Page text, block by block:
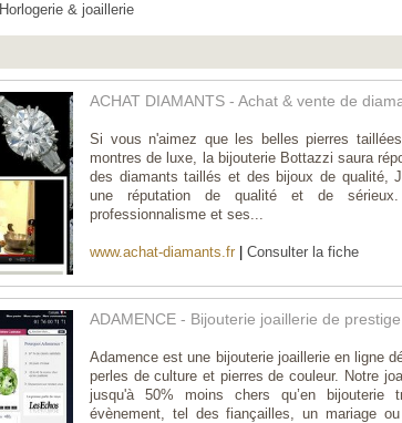
Horlogerie & joaillerie
ACHAT DIAMANTS - Achat & vente de
Si vous n'aimez que les belles pierres
montres de luxe, la bijouterie Bottazzi saura
des diamants taillés et des bijoux de qualité,
une réputation de qualité et de
professionnalisme et ses...
www.achat-diamants.fr Consulter la fiche
ADAMENCE - Bijouterie joaillerie de
Adamence est une bijouterie joaillerie en ligne
perles de culture et pierres de couleur. Notre
jusqu'à 50% moins chers qu’en bijouterie
évènement, tel des fiançailles, un mariage